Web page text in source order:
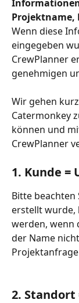
Projektname,
Wenn diese
eingegeben
CrewPlanner
genehmigen
Wir gehen
Catermonkey
können und
CrewPlanner
1. Kunde =
Bitte beachten
erstellt wurde,
werden, wenn
der Name
2. Standort